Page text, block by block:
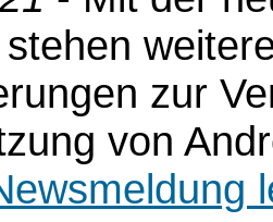
stehen
zur
von